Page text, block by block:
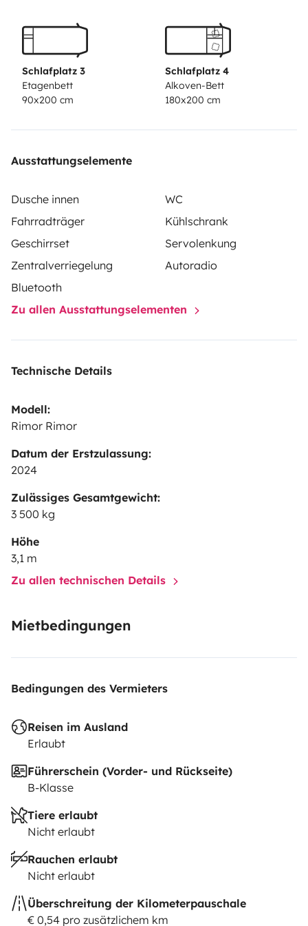
Schlafplatz 3
Etagenbett
90x200 cm
Schlafplatz 4
Alkoven-Bett
180x200 cm
Ausstattungselemente
Dusche innen
WC
Fahrradträger
Kühlschrank
Geschirrset
Servolenkung
Zentralverriegelung
Autoradio
Bluetooth
Zu allen Ausstattungselementen
Technische Details
Modell:
Rimor Rimor
Datum der Erstzulassung:
2024
Zulässiges Gesamtgewicht:
3 500 kg
Höhe
3,1 m
Zu allen technischen Details
Mietbedingungen
Bedingungen des Vermieters
Reisen im Ausland
Erlaubt
Führerschein (Vorder- und Rückseite)
B-Klasse
Tiere erlaubt
Nicht erlaubt
Rauchen erlaubt
Nicht erlaubt
Überschreitung der Kilometerpauschale
€ 0,54 pro zusätzlichem km